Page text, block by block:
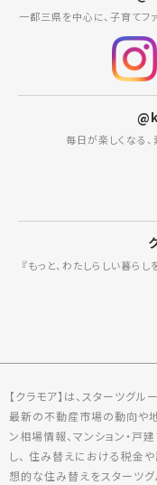
一都三県を中心に、子育てフ
毎日が楽しくなる
『もっと、わたしらしい暮ら
【クラモア】は、スターツグ
最新の不動産市場の動向や
ン相場情報、マンション・戸
し、 住み替えにおける税金
想的な住み替えをスターツグ